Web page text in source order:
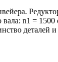
n1 =
деталей